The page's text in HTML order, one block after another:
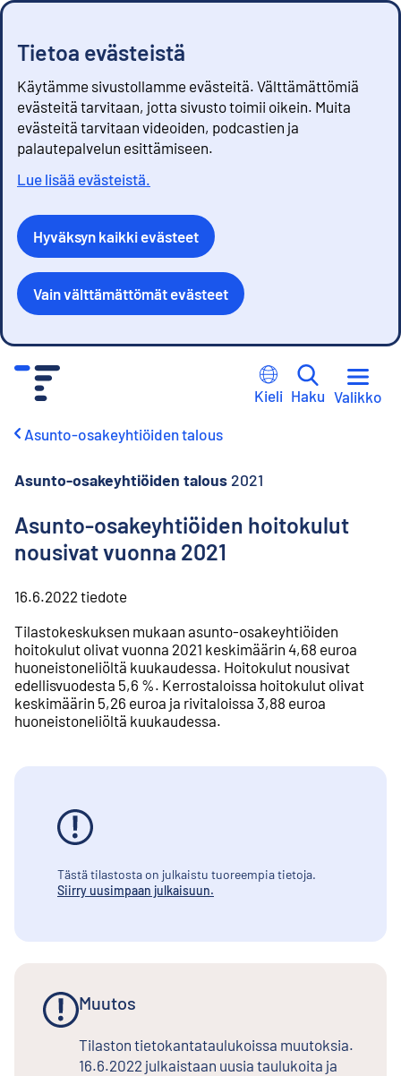
Tietoa evästeistä
Käytämme sivustollamme evästeitä. Välttämättömiä
evästeitä tarvitaan, jotta sivusto toimii oikein. Muita
evästeitä tarvitaan videoiden, podcastien ja
palautepalvelun esittämiseen.
Lue lisää evästeistä.
Hyväksyn kaikki evästeet
Vain välttämättömät evästeet
Kieli Haku Valikko
Asunto-osakeyhtiöiden talous
Asunto-osakeyhtiöiden talous 2021
Asunto-osakeyhtiöiden hoitokulut
nousivat vuonna 2021
16.6.2022 tiedote
Tilastokeskuksen mukaan asunto-osakeyhtiöiden
hoitokulut olivat vuonna 2021 keskimäärin 4,68 euroa
huoneistoneliöltä kuukaudessa. Hoitokulut nousivat
edellisvuodesta 5,6 %. Kerrostaloissa hoitokulut olivat
keskimäärin 5,26 euroa ja rivitaloissa 3,88 euroa
huoneistoneliöltä kuukaudessa.
Tästä tilastosta on julkaistu tuoreempia tietoja.
Siirry uusimpaan julkaisuun.
Muutos
Tilaston tietokantataulukoissa muutoksia.
16.6.2022 julkaistaan uusia taulukoita ja